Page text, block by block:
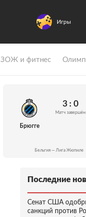
Игры
ЗОЖ и фитнес
Брюгге
3 : 0
Матч завершён
Бельгия — Лига Жюпиле
Последние
Сенат США
санкций против